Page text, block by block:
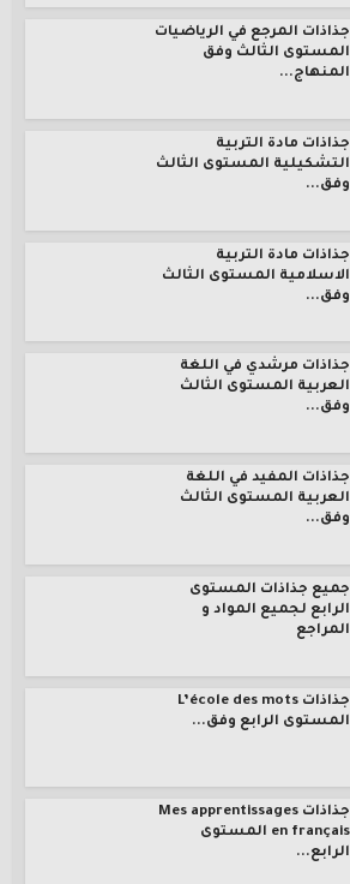
جذاذات المرجع في الرياضيات
المستوى الثالث وفق
المنهاج...
جذاذات مادة التربية
التشكيلية المستوى الثالث
وفق...
جذاذات مادة التربية
الاسلامية المستوى الثالث
وفق...
جذاذات مرشدي في اللغة
العربية المستوى الثالث
وفق...
جذاذات المفيد في اللغة
العربية المستوى الثالث
وفق...
جميع جذاذات المستوى
الرابع لجميع المواد و
المراجع
جذاذات L’école des mots
المستوى الرابع وفق...
جذاذات Mes apprentissages
en français المستوى
الرابع...